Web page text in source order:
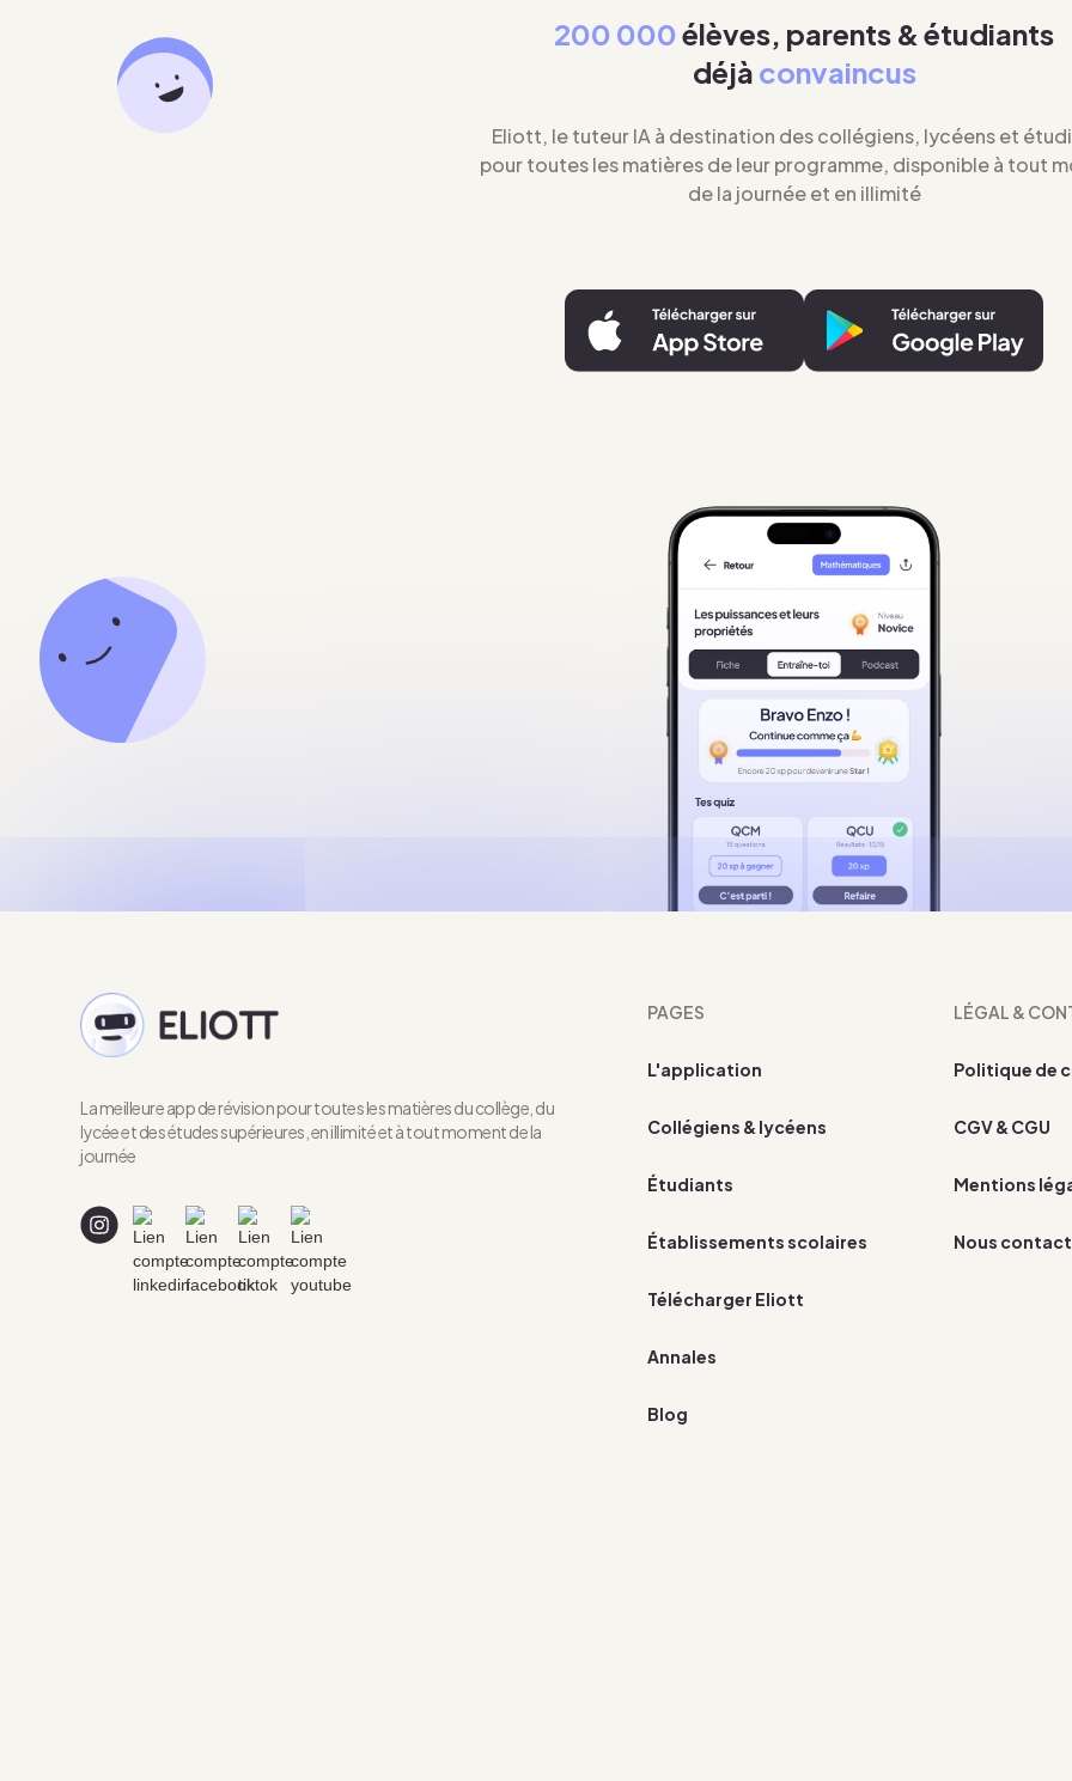
200 000élèves, parents & étudiants
déjà convaincus
Eliott, le tuteur IA à destination des collégiens, lycéens et
pour toutes les matières de leur programme, disponible à tout
de la journée et en illimité
La meilleure app de révision pour toutes les matières du collège, du
lycée et des études supérieures, en illimité et à tout moment de la
journée
PAGES
L'application
Collégiens & lycéens
Étudiants
Établissements scolaires
Télécharger Eliott
Annales
Blog
LÉGAL &
Politique de
CGV & CGU
Mentions
Nous